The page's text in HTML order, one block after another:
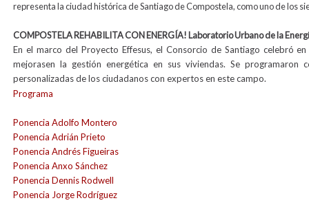
representa la ciudad histórica de Santiago de Compostela, como uno de los
COMPOSTELA REHABILITA CON ENERGÍA! Laboratorio Urbano de la
En el marco del Proyecto Effesus, el Consorcio de Santiago celebró
mejorasen la gestión energética en sus viviendas. Se programaron
personalizadas de los ciudadanos con expertos en este campo.
Programa
Ponencia Adolfo Montero
Ponencia Adrián Prieto
Ponencia Andrés Figueiras
Ponencia Anxo Sánchez
Ponencia Dennis Rodwell
Ponencia Jorge Rodríguez